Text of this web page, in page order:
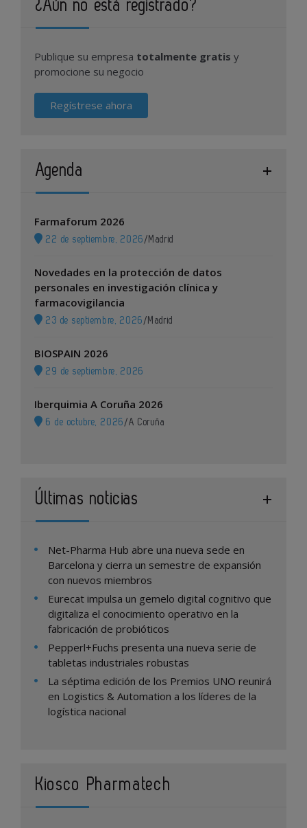
¿Aún no está registrado?
Publique su empresa totalmente gratis y
promocione su negocio
Regístrese ahora
Agenda
Farmaforum 2026
22 de septiembre, 2026 / Madrid
Novedades en la protección de datos
personales en investigación clínica y
farmacovigilancia
23 de septiembre, 2026 / Madrid
BIOSPAIN 2026
29 de septiembre, 2026
Iberquimia A Coruña 2026
6 de octubre, 2026 /A Coruña
Últimas noticias
Net-Pharma Hub abre una nueva sede en
Barcelona y cierra un semestre de expansión
con nuevos miembros
Eurecat impulsa un gemelo digital cognitivo que
digitaliza el conocimiento operativo en la
fabricación de probióticos
Pepperl+Fuchs presenta una nueva serie de
tabletas industriales robustas
La séptima edición de los Premios UNO reunirá
en Logistics & Automation a los líderes de la
logística nacional
Kiosco Pharmatech